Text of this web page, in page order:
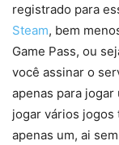
registrado para
Steam, bem
Game Pass, ou
você assinar o
apenas para
jogar vários jogos
apenas um, ai